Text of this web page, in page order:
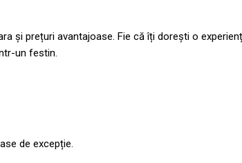
și prețuri avantajoase. Fie că îți dorești o
un festin.
de excepție.